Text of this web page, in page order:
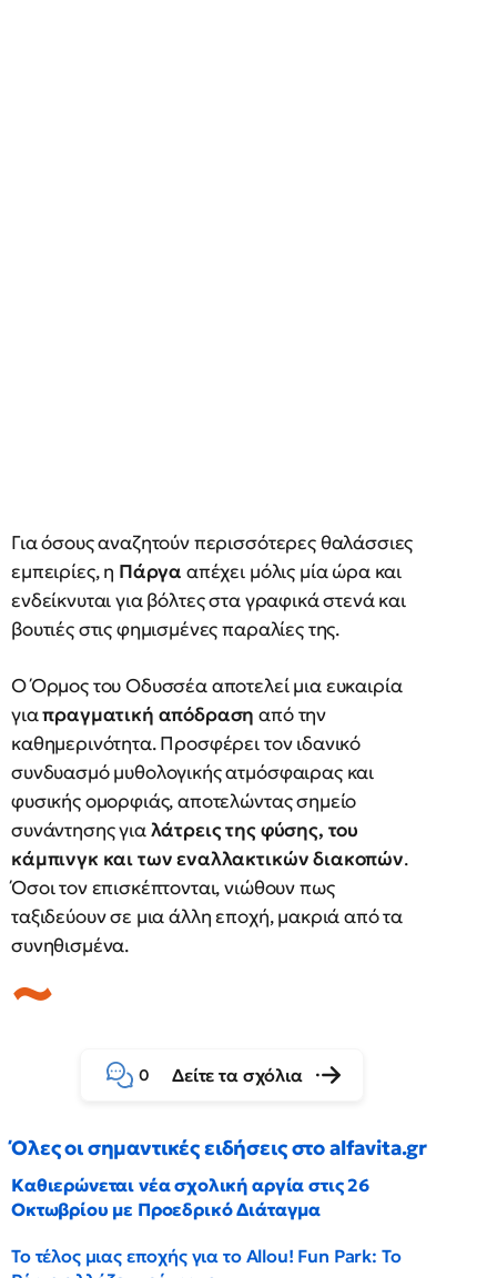
Για όσους αναζητούν περισσότερες θαλάσσιες
εμπειρίες, η Πάργα απέχει μόλις μία ώρα και
ενδείκνυται για βόλτες στα γραφικά στενά και
βουτιές στις φημισμένες παραλίες της.
Ο Όρμος του Οδυσσέα αποτελεί μια ευκαιρία
γιαπραγματική απόδραση από την
καθημερινότητα. Προσφέρει τον ιδανικό
συνδυασμό μυθολογικής ατμόσφαιρας και
φυσικής ομορφιάς, αποτελώντας σημείο
συνάντησης γιαλάτρεις της φύσης, του
κάμπινγκ και των εναλλακτικών διακοπών.
Όσοι τον επισκέπτονται, νιώθουν πως
ταξιδεύουν σε μια άλλη εποχή, μακριά από τα
συνηθισμένα.
0 Δείτε τα σχόλια
Όλες οι σημαντικές ειδήσεις στο alfavita.gr
Καθιερώνεται νέα σχολική αργία στις 26
Οκτωβρίου με Προεδρικό Διάταγμα
Το τέλος μιας εποχής για το Allou! Fun Park: Το